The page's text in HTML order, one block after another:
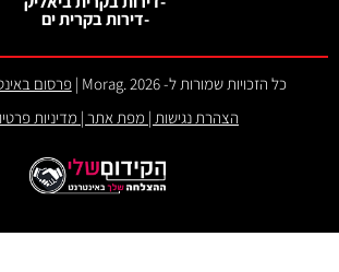
-דירות בקרית ים
כל הזכויות שמורות ל- 2026 .Morag |
פרסום
הצהרת נגישות | מפת אתר | מדיניות